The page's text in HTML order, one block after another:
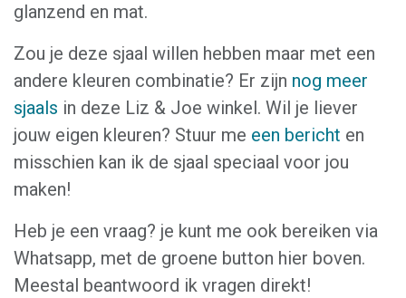
glanzend en mat.
Zou je deze sjaal willen hebben maar met een
andere kleuren combinatie? Er zijn nog meer
sjaals in deze Liz & Joe winkel. Wil je liever
jouw eigen kleuren? Stuur me een bericht en
misschien kan ik de sjaal speciaal voor jou
maken!
Heb je een vraag? je kunt me ook bereiken via
Whatsapp, met de groene button hier boven.
Meestal beantwoord ik vragen direkt!